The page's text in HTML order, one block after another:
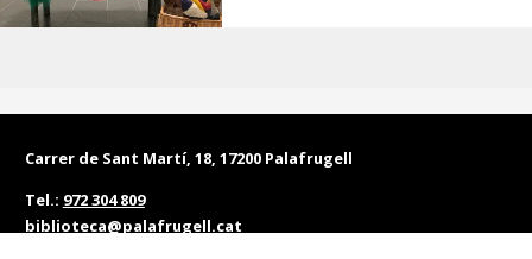
Carrer de Sant Martí, 18, 17200 Palafrugell
Tel.: 972 304 809
biblioteca@palafrugell.cat